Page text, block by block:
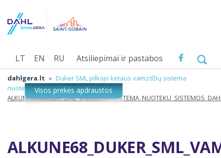
Atsiliepimai ir pastabos
LT EN RU
dahlgera.lt » Düker SML pilkojo ketaus vamzdžių sistema
nuotėkoms »